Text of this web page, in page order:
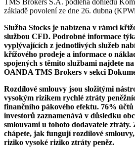
základě povolení ze dne 26. dubna
Služba Stocks je nabízena v rámci
službou CFD. Podrobné informace
vyplývajících z jednotlivých služeb
křížového prodeje a informace o
spojených s těmito službami najdete
OANDA TMS Brokers v sekci
Rozdílové smlouvy jsou složitými
vysokým rizikem rychlé ztráty
finančního pákového efektu. 76%
investorů zaznamenává v důsledku
smlouvami u tohoto dodavatele ztráty.
chápete, jak fungují rozdílové
riziko vysoké riziko ztráty peněz.